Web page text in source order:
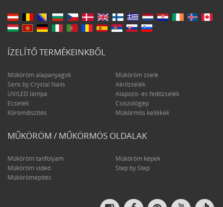
ÍZELÍTŐ TERMÉKEINKBŐL
Műköröm alapanyagok
Műköröm zselé
Sens by Crystal Nails
Akrilzselék
UV/LED lámpa
Alapozó- és fedőzselék
Ecsetek
Csiszológép
Körömdíszítés
Műkörmös kellékek
MŰKÖRÖM / MŰKÖRMÖS OLDALAK
Műköröm tanfolyam
Műköröm képek
Műköröm videó
Step by Step
Műkörömépítés